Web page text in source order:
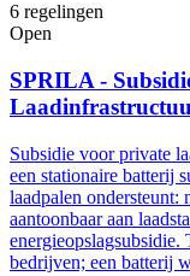
6 regelingen
Open
SPRILA -
Subsidie voor private
een stationaire batterij
laadpalen
aantoonbaar aan
bedrijven; een batterij